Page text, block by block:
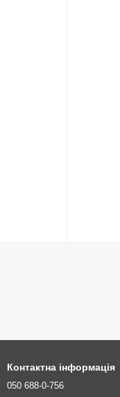
Контактна інформація
050 688-0-756